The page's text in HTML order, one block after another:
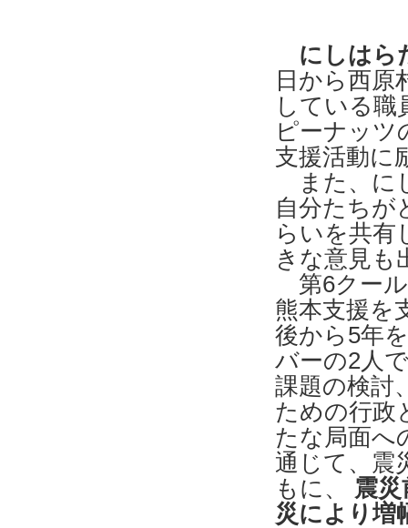
にしはら
日から西原
している
ピーナッツ
支援活動に
また、に
自分たちが
らいを共有
きな意見も
第6クー
熊本支援を
後から5年
バーの2人
課題の検討
ための行政
たな局面へ
通じて、震
もに、 震
災により増